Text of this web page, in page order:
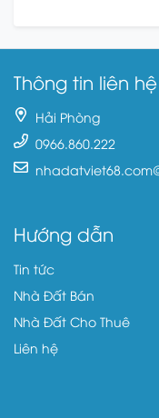
Thông tin liên hệ
Hải Phòng
0966.860.222
Hướng dẫn
Tin tức
Nhà Đất Bán
Nhà Đất Cho Thuê
Liên hệ